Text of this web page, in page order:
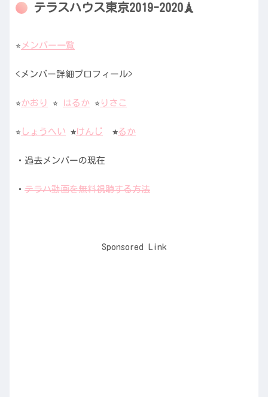
テラスハウス東京2019-2020🗼
⭐︎ メンバー一覧
<メンバー詳細プロフィール>
⭐︎︎かおり ⭐︎︎ はるか ⭐︎︎ りさこ
⭐︎︎ しょうへい ⭐︎︎けんじ ⭐︎︎るか
・過去メンバーの現在
・ テラハ動画を無料視聴する方法
Sponsored Link